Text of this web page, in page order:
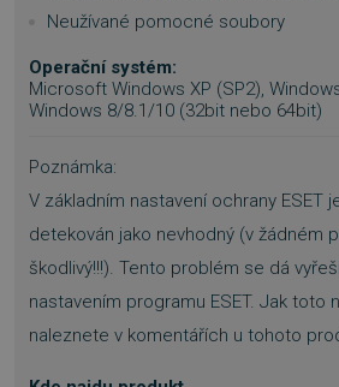
Neužívané pomocné soubory
Operační systém:
Microsoft Windows XP (SP2),
Windows 8/8.1/10 (32bit nebo 64bit)
Poznámka:
V základním nastavení ochrany ESET
detekován jako nevhodný (v žádném
škodlivý!!!). Tento problém se dá
nastavením programu ESET. Jak toto
naleznete v komentářích u tohoto
Nezbytně nutné soubory
Funkční soubory
cookie správně používat.
_GRECAPTCHA